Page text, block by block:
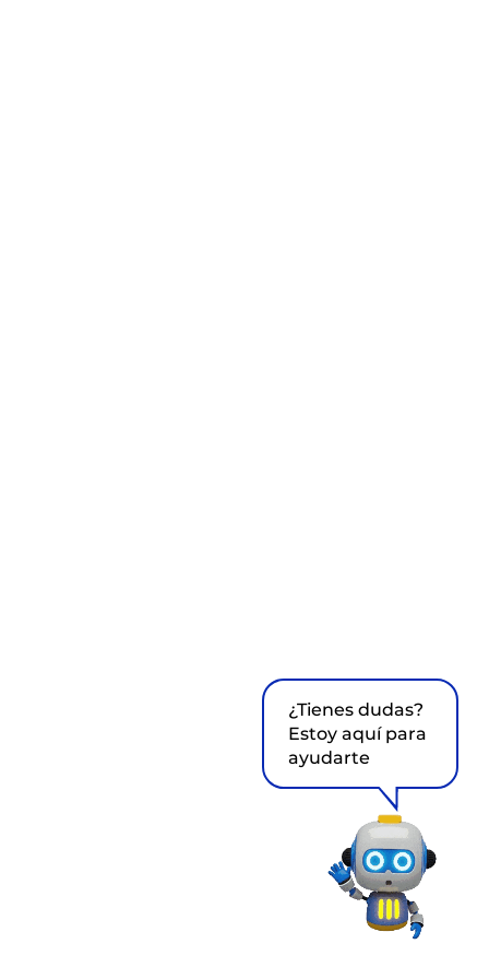
¿Tienes dudas?
Estoy aquí para
ayudarte